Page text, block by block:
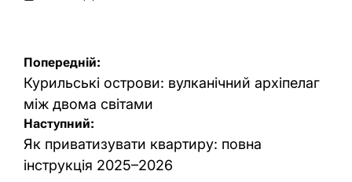
Навігація
записів
Попередній:
Курильські острови: вулканічний архіпелаг
між двома світами
Наступний:
Як приватизувати квартиру: повна
інструкція 2025–2026